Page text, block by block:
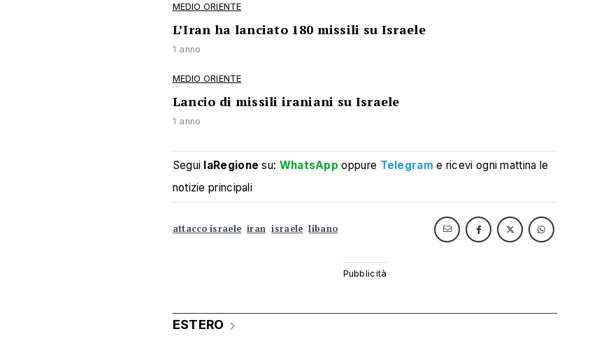
MEDIO ORIENTE
L’Iran ha lanciato 180 missili su Israele
1 anno
MEDIO ORIENTE
Lancio di missili iraniani su Israele
1 anno
Segui laRegione su: WhatsApp oppure Telegram e ricevi ogni mattina le
notizie principali
attacco israele iran israele libano
ESTERO